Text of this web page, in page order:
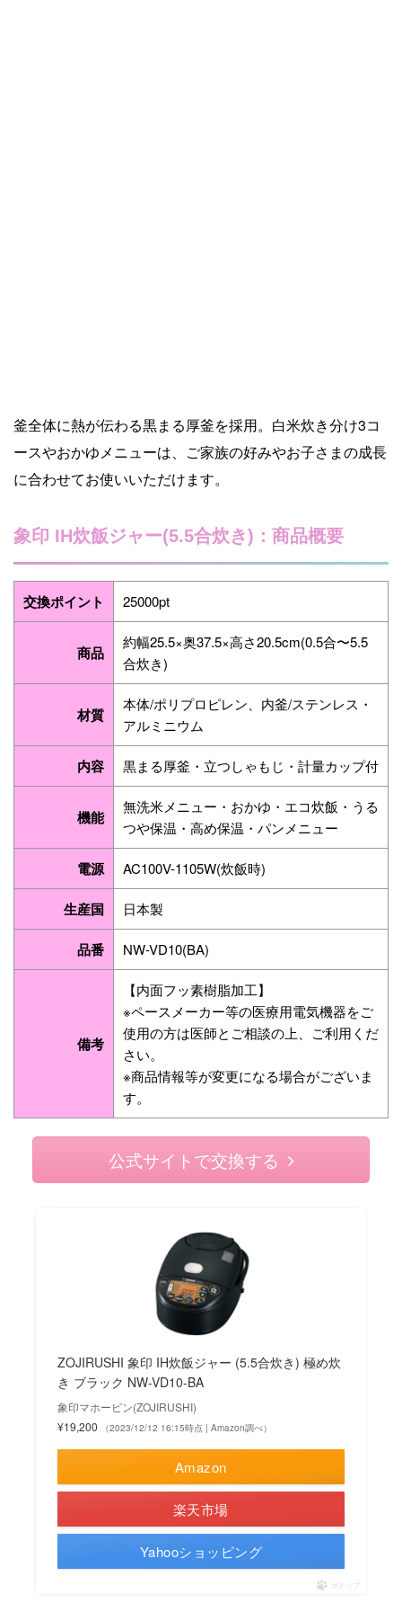
釜全体に熱が伝わる黒まる厚釜を採用。白米炊き分け3コ
ースやおかゆメニューは、ご家族の好みやお子さまの成長
に合わせてお使いいただけます。
象印 IH炊飯ジャー(5.5合炊き)：商品概要
交換ポイント 25000pt
商品
約幅25.5×奥37.5×高さ20.5cm(0.5合〜5.5
合炊き)
材質
本体/ポリプロピレン、内釜/ステンレス・
アルミニウム
内容 黒まる厚釜・立つしゃもじ・計量カップ付
機能
無洗米メニュー・おかゆ・エコ炊飯・うる
つや保温・高め保温・パンメニュー
電源 AC100V-1105W(炊飯時)
生産国 日本製
品番 NW-VD10(BA)
備考
【内面フッ素樹脂加工】
※ペースメーカー等の医療用電気機器をご
使用の方は医師とご相談の上、ご利用くだ
さい。
※商品情報等が変更になる場合がございま
す。
公式サイトで交換する
ZOJIRUSHI 象印 IH炊飯ジャー (5.5合炊き) 極め炊
き ブラック NW-VD10-BA
象印マホービン(ZOJIRUSHI)
¥19,200
（2023/12/12 16:15時点 | Amazon調べ）
Amazon
楽天市場
Yahooショッピング
ポチップ